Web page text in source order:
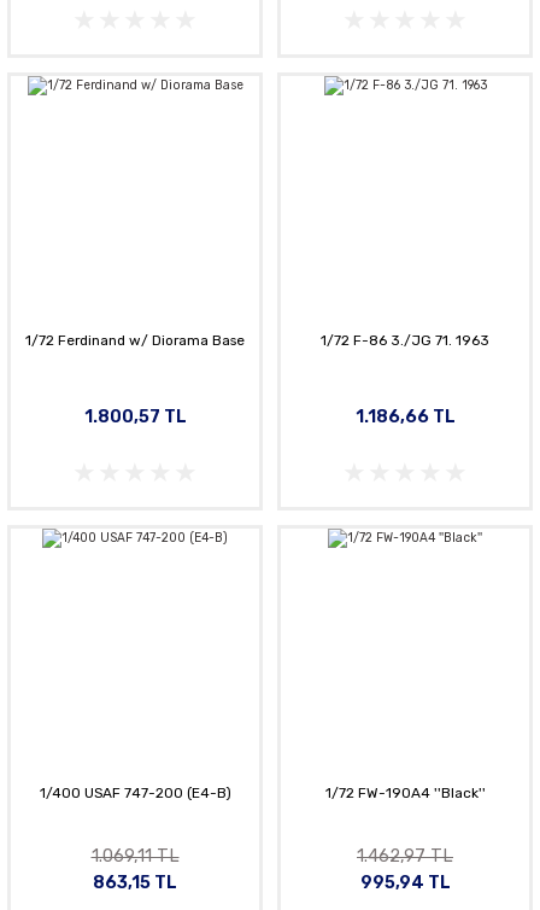
1/72 Ferdinand w/ Diorama Base
1.800,57 TL
1/72 F-86 3./JG 71. 1963
1.186,66 TL
1/400 USAF 747-200 (E4-B)
1.069,11 TL
863,15 TL
1/72 FW-190A4 ''Black''
1.462,97 TL
995,94 TL